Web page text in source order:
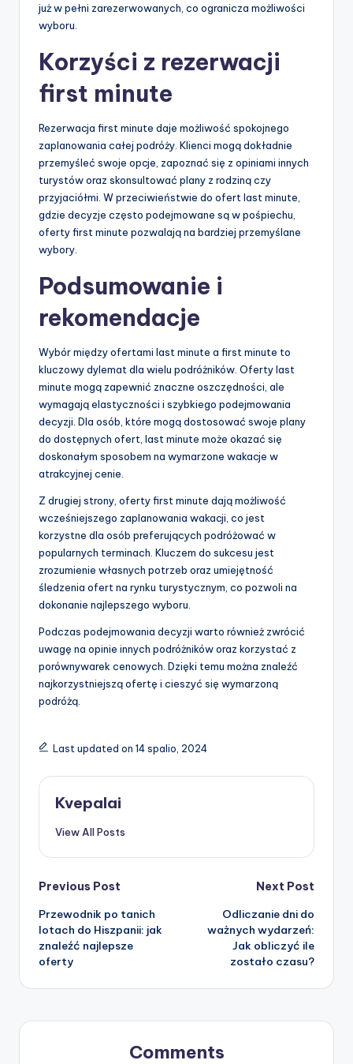
już w pełni zarezerwowanych, co ogranicza możliwości
wyboru.
Korzyści z rezerwacji
first minute
Rezerwacja first minute daje możliwość spokojnego
zaplanowania całej podróży. Klienci mogą dokładnie
przemyśleć swoje opcje, zapoznać się z opiniami innych
turystów oraz skonsultować plany z rodziną czy
przyjaciółmi. W przeciwieństwie do ofert last minute,
gdzie decyzje często podejmowane są w pośpiechu,
oferty first minute pozwalają na bardziej przemyślane
wybory.
Podsumowanie i
rekomendacje
Wybór między ofertami last minute a first minute to
kluczowy dylemat dla wielu podróżników. Oferty last
minute mogą zapewnić znaczne oszczędności, ale
wymagają elastyczności i szybkiego podejmowania
decyzji. Dla osób, które mogą dostosować swoje plany
do dostępnych ofert, last minute może okazać się
doskonałym sposobem na wymarzone wakacje w
atrakcyjnej cenie.
Z drugiej strony, oferty first minute dają możliwość
wcześniejszego zaplanowania wakacji, co jest
korzystne dla osób preferujących podróżować w
popularnych terminach. Kluczem do sukcesu jest
zrozumienie własnych potrzeb oraz umiejętność
śledzenia ofert na rynku turystycznym, co pozwoli na
dokonanie najlepszego wyboru.
Podczas podejmowania decyzji warto również zwrócić
uwagę na opinie innych podróżników oraz korzystać z
porównywarek cenowych. Dzięki temu można znaleźć
najkorzystniejszą ofertę i cieszyć się wymarzoną
podróżą.
Last updated on 14 spalio, 2024
Kvepalai
View All Posts
Post
navigation
Previous Post
Przewodnik po tanich
lotach do Hiszpanii: jak
znaleźć najlepsze
oferty
Next Post
Odliczanie dni do
ważnych wydarzeń:
Jak obliczyć ile
zostało czasu?
Comments